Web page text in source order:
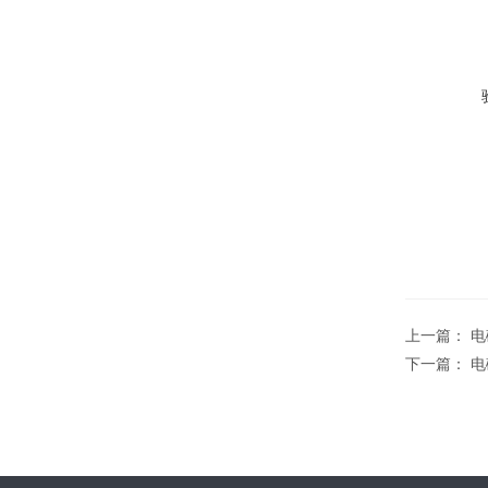
上一篇：
下一篇：